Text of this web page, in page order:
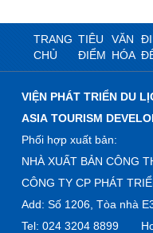
TRANG
CHỦ
TIÊU
ĐIỂM
VĂN
HÓA
VIỆN PHÁT TRIỂN DU
ASIA TOURISM
Phối hợp xuất bản:
NHÀ XUẤT BẢN CÔNG
CÔNG TY CP PHÁT
Add: Số 1206, Tòa nhà
Tel: 024 3204 8899